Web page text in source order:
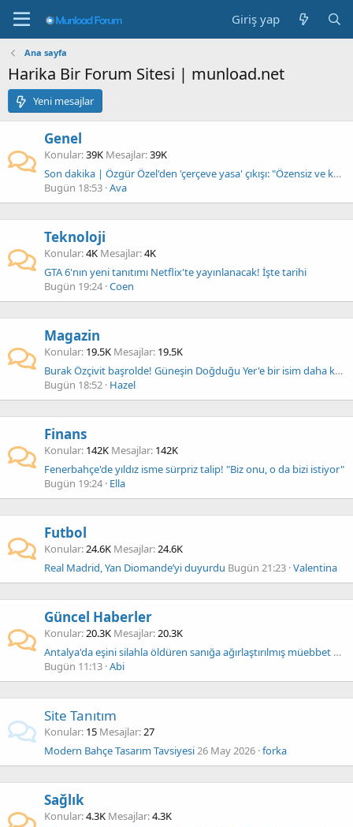
Giriş yap
Ana sayfa
Harika Bir Forum Sitesi | munload.net
Yeni mesajlar
Genel
Konular 39K Mesajlar 39K
Son dakika | Özgür Özel'den 'çerçeve yasa' çıkışı: "Özensiz ve kötü! İmza atma gibi bir çabamız yok"
Bugün 18:53 Ava
Teknoloji
Konular 4K Mesajlar 4K
GTA 6'nın yeni tanıtımı Netflix'te yayınlanacak! İşte tarihi
Bugün 19:24 Coen
Magazin
Konular 19.5K Mesajlar 19.5K
Burak Özçivit başrolde! Güneşin Doğduğu Yer'e bir isim daha katıldı
Bugün 18:52 Hazel
Finans
Konular 142K Mesajlar 142K
Fenerbahçe'de yıldız isme sürpriz talip! "Biz onu, o da bizi istiyor"
Bugün 19:24 Ella
Futbol
Konular 24.6K Mesajlar 24.6K
Real Madrid, Yan Diomande’yi duyurdu Bugün 21:23 Valentina
Güncel Haberler
Konular 20.3K Mesajlar 20.3K
Antalya'da eşini silahla öldüren sanığa ağırlaştırılmış müebbet hapis cezası
Bugün 11:13 Abi
Site Tanıtım
Konular 15 Mesajlar 27
Modern Bahçe Tasarım Tavsiyesi26 May 2026 forka
Sağlık
Konular 4.3K Mesajlar 4.3K